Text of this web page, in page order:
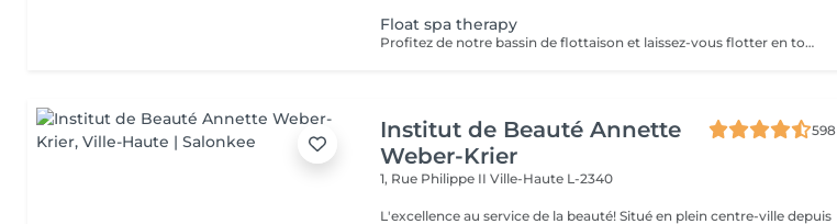
Float spa therapy
Profitez de notre bassin de flottaison et laissez-vous flotter en toute quiétude. L'environnement au sein de ce cocon est proche de l'apesanteur.
Institut de Beauté Annette
Weber-Krier
598
1, Rue Philippe IIVille-Haute L-2340
L'excellence au service de la beauté! Situé en plein centre-ville depuis